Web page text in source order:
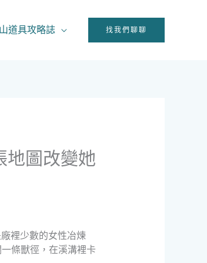
山道具攻略誌 找我們聊聊
地圖改變她
裡少數的女性冶煉
條獸徑，在溪溝裡卡